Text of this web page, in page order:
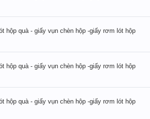
hộp quà - giấy vụn chèn hộp -giấy rơm lót hộp
hộp quà - giấy vụn chèn hộp -giấy rơm lót hộp
hộp quà - giấy vụn chèn hộp -giấy rơm lót hộp